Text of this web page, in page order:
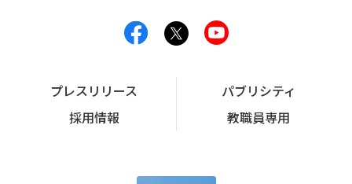
プレスリリース
パブリシティ
採用情報
教職員専用